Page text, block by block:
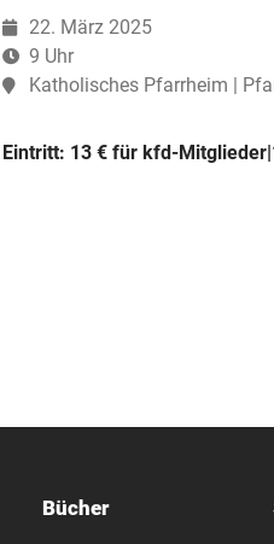
22. März 2025
9 Uhr
Katholisches Pfarrheim |
Eintritt: 13 € für kfd-
Bücher